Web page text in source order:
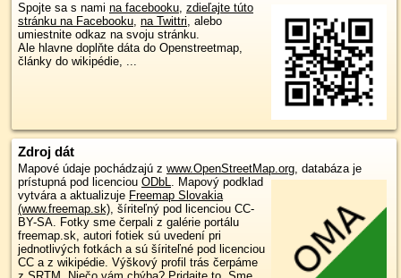
Spojte sa s nami na facebooku, zdieľajte túto
stránku na Facebooku, na Twittri, alebo
umiestnite odkaz na svoju stránku.
Ale hlavne doplňte dáta do Openstreetmap,
články do wikipédie, ...
Zdroj dát
Mapové údaje pochádzajú z www.OpenStreetMap.org, databáza je
prístupná pod licenciou ODbL. Mapový podklad
vytvára a aktualizuje Freemap Slovakia
(www.freemap.sk), šíriteľný pod licenciou CC-
BY-SA. Fotky sme čerpali z galérie portálu
freemap.sk, autori fotiek sú uvedení pri
jednotlivých fotkách a sú šíriteľné pod licenciou
CC a z wikipédie. Výškový profil trás čerpáme